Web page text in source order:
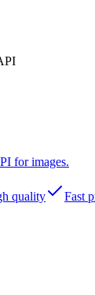
for images.
quality
Fast